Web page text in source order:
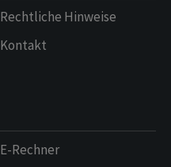
Rechtliche Hinweise
Kontakt
E-Rechner